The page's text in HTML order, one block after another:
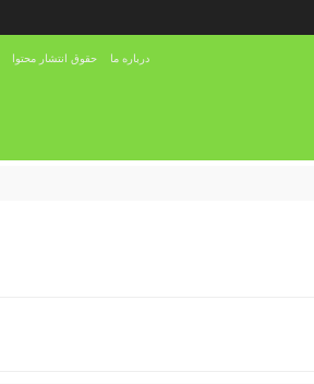
حقوق انتشار محتوا درباره ما